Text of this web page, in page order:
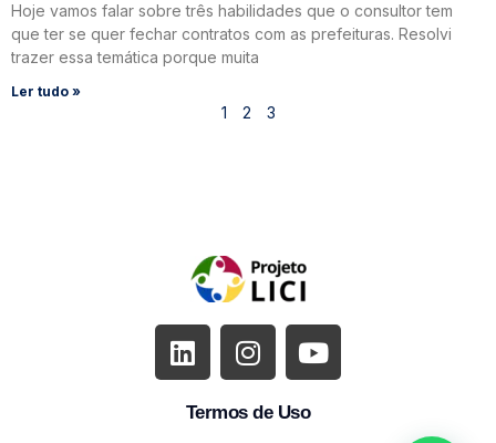
Hoje vamos falar sobre três habilidades que o consultor tem
que ter se quer fechar contratos com as prefeituras. Resolvi
trazer essa temática porque muita
Ler tudo »
1 2 3
Termos de Uso